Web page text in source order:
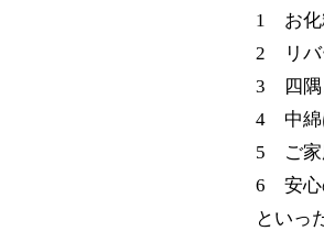
1 お化
2 リバ
3 四隅
4 中綿
5 ご家
6 安心
といっ